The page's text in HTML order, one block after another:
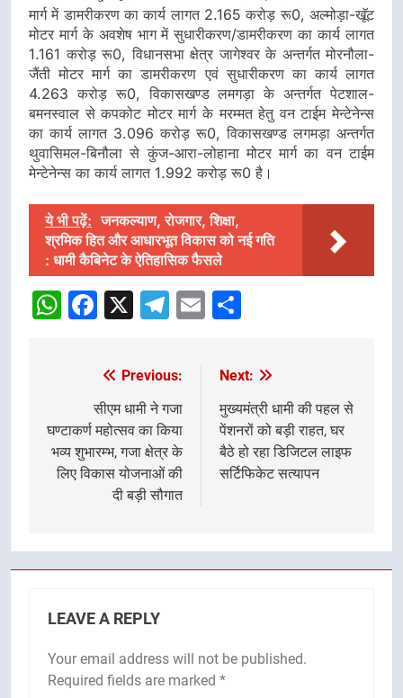
मार्ग में डामरीकरण का कार्य लागत 2.165 करोड़ रू0, अल्मोड़ा-खूॅट
मोटर मार्ग के अवशेष भाग में सुधारीकरण/डामरीकरण का कार्य लागत
1.161 करोड़ रू0, विधानसभा क्षेत्र जागेश्वर के अन्तर्गत मोरनौला-
जैंती मोटर मार्ग का डामरीकरण एवं सुधारीकरण का कार्य लागत
4.263 करोड़ रू0, विकासखण्ड लमगड़ा के अन्तर्गत पेटशाल-
बमनस्वाल से कपकोट मोटर मार्ग के मरम्मत हेतु वन टाईम मेन्टेनेन्स
का कार्य लागत 3.096 करोड़ रू0, विकासखण्ड लगमड़ा अन्तर्गत
थुवासिमल-बिनौला से कुंज-आरा-लोहाना मोटर मार्ग का वन टाईम
मेन्टेनेन्स का कार्य लागत 1.992 करोड़ रू0 है।
ये भी पढ़ें: जनकल्याण, रोजगार, शिक्षा,
श्रमिक हित और आधारभूत विकास को नई गति
: धामी कैबिनेट के ऐतिहासिक फैसले
WhatsApp
Facebook
X Telegram
Email
navigation
Previous:
सीएम धामी ने गजा
घण्टाकर्ण महोत्सव का किया
भव्य शुभारम्भ, गजा क्षेत्र के
लिए विकास योजनाओं की
दी बड़ी सौगात
Next:
मुख्यमंत्री धामी की पहल से
पेंशनरों को बड़ी राहत, घर
बैठे हो रहा डिजिटल लाइफ
सर्टिफिकेट सत्यापन
LEAVE A REPLY
Your email address will not be published.
Required fields are marked *